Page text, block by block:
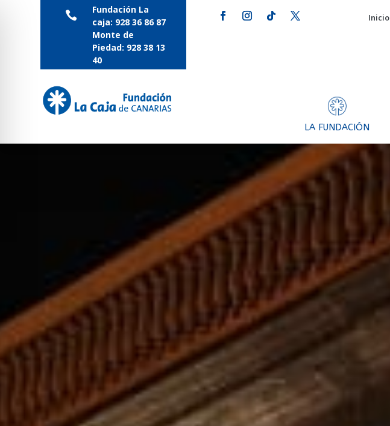

Fundación La
caja: 928 36 86 87
Monte de
Piedad: 928 38 13
40
Inicio
LA FUNDACIÓN
Teatro/Auditorio Sala polivalente